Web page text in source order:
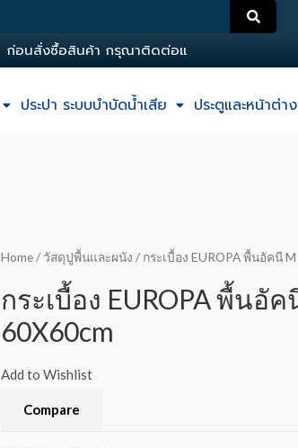
อนสงซอสนคา ก รณาตดตอแอด
ประปา ระบบบำบัดน้ำเสีย ประตูและหน้าต่าง
Home/ วัสดุปูพื้นและผนัง / กระเบื้อง EUROPA พื้นอัคนี
กระเบื้อง EUROPA พื้นอัค
60X60cm
Add to Wishlist
Compare